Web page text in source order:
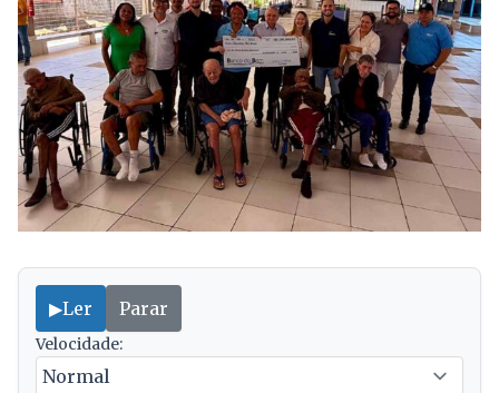
▶Ler Parar
Velocidade: